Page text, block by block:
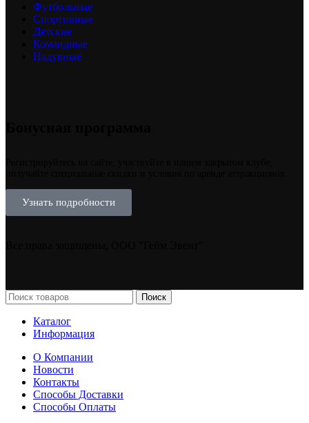
Футбольные
Спортивные
Детские
Командные
Надувные
Узнать подробности
Поиск
Каталог
Информация
О Компании
Новости
Контакты
Способы Доставки
Способы Оплаты